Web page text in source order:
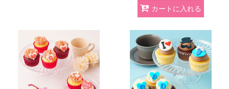
カートに入れる